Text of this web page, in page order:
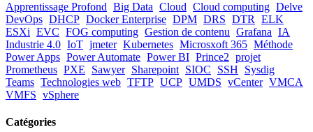
Apprentissage Profond Big Data Cloud Cloud computing Delve
DevOps DHCP Docker Enterprise DPM DRS DTR
ELK
ESXi EVC FOG computing Gestion de contenu Grafana IA
Industrie 4.0 IoT jmeter Kubernetes Microsxoft 365 Méthode
Power Apps Power Automate Power BI Prince2 projet
Prometheus PXE Sawyer Sharepoint SIOC SSH
Sysdig
Teams Technologies web TFTP UCP UMDS vCenter VMCA
VMFS vSphere
Catégories